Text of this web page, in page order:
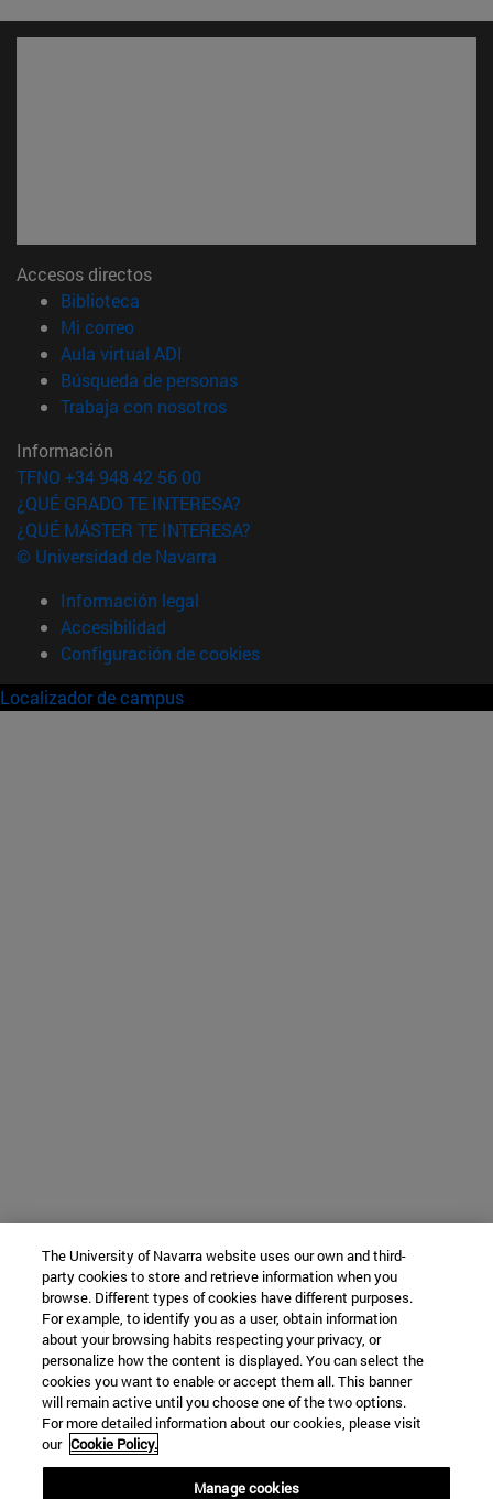
Accesos directos
Biblioteca
Mi correo(abre en nueva ventana)
Aula virtual ADI
Búsqueda de personas(abre en nueva ventana)
Trabaja con nosotros(abre en nueva ventana)
Información
TFNO +34 948 42 56 00
¿QUÉ GRADO TE INTERESA?
¿QUÉ MÁSTER TE INTERESA?
© Universidad de Navarra
Información legal
Accesibilidad
Configuración de cookies
Localizador de campus
The University of Navarra website uses our own and third-
party cookies to store and retrieve information when you
browse. Different types of cookies have different purposes.
For example, to identify you as a user, obtain information
about your browsing habits respecting your privacy, or
personalize how the content is displayed. You can select the
cookies you want to enable or accept them all. This banner
will remain active until you choose one of the two options.
For more detailed information about our cookies, please visit
our Cookie Policy.
Manage cookies